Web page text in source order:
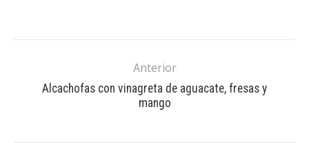
Anterior
Alcachofas con vinagreta de aguacate, fresas y
mango